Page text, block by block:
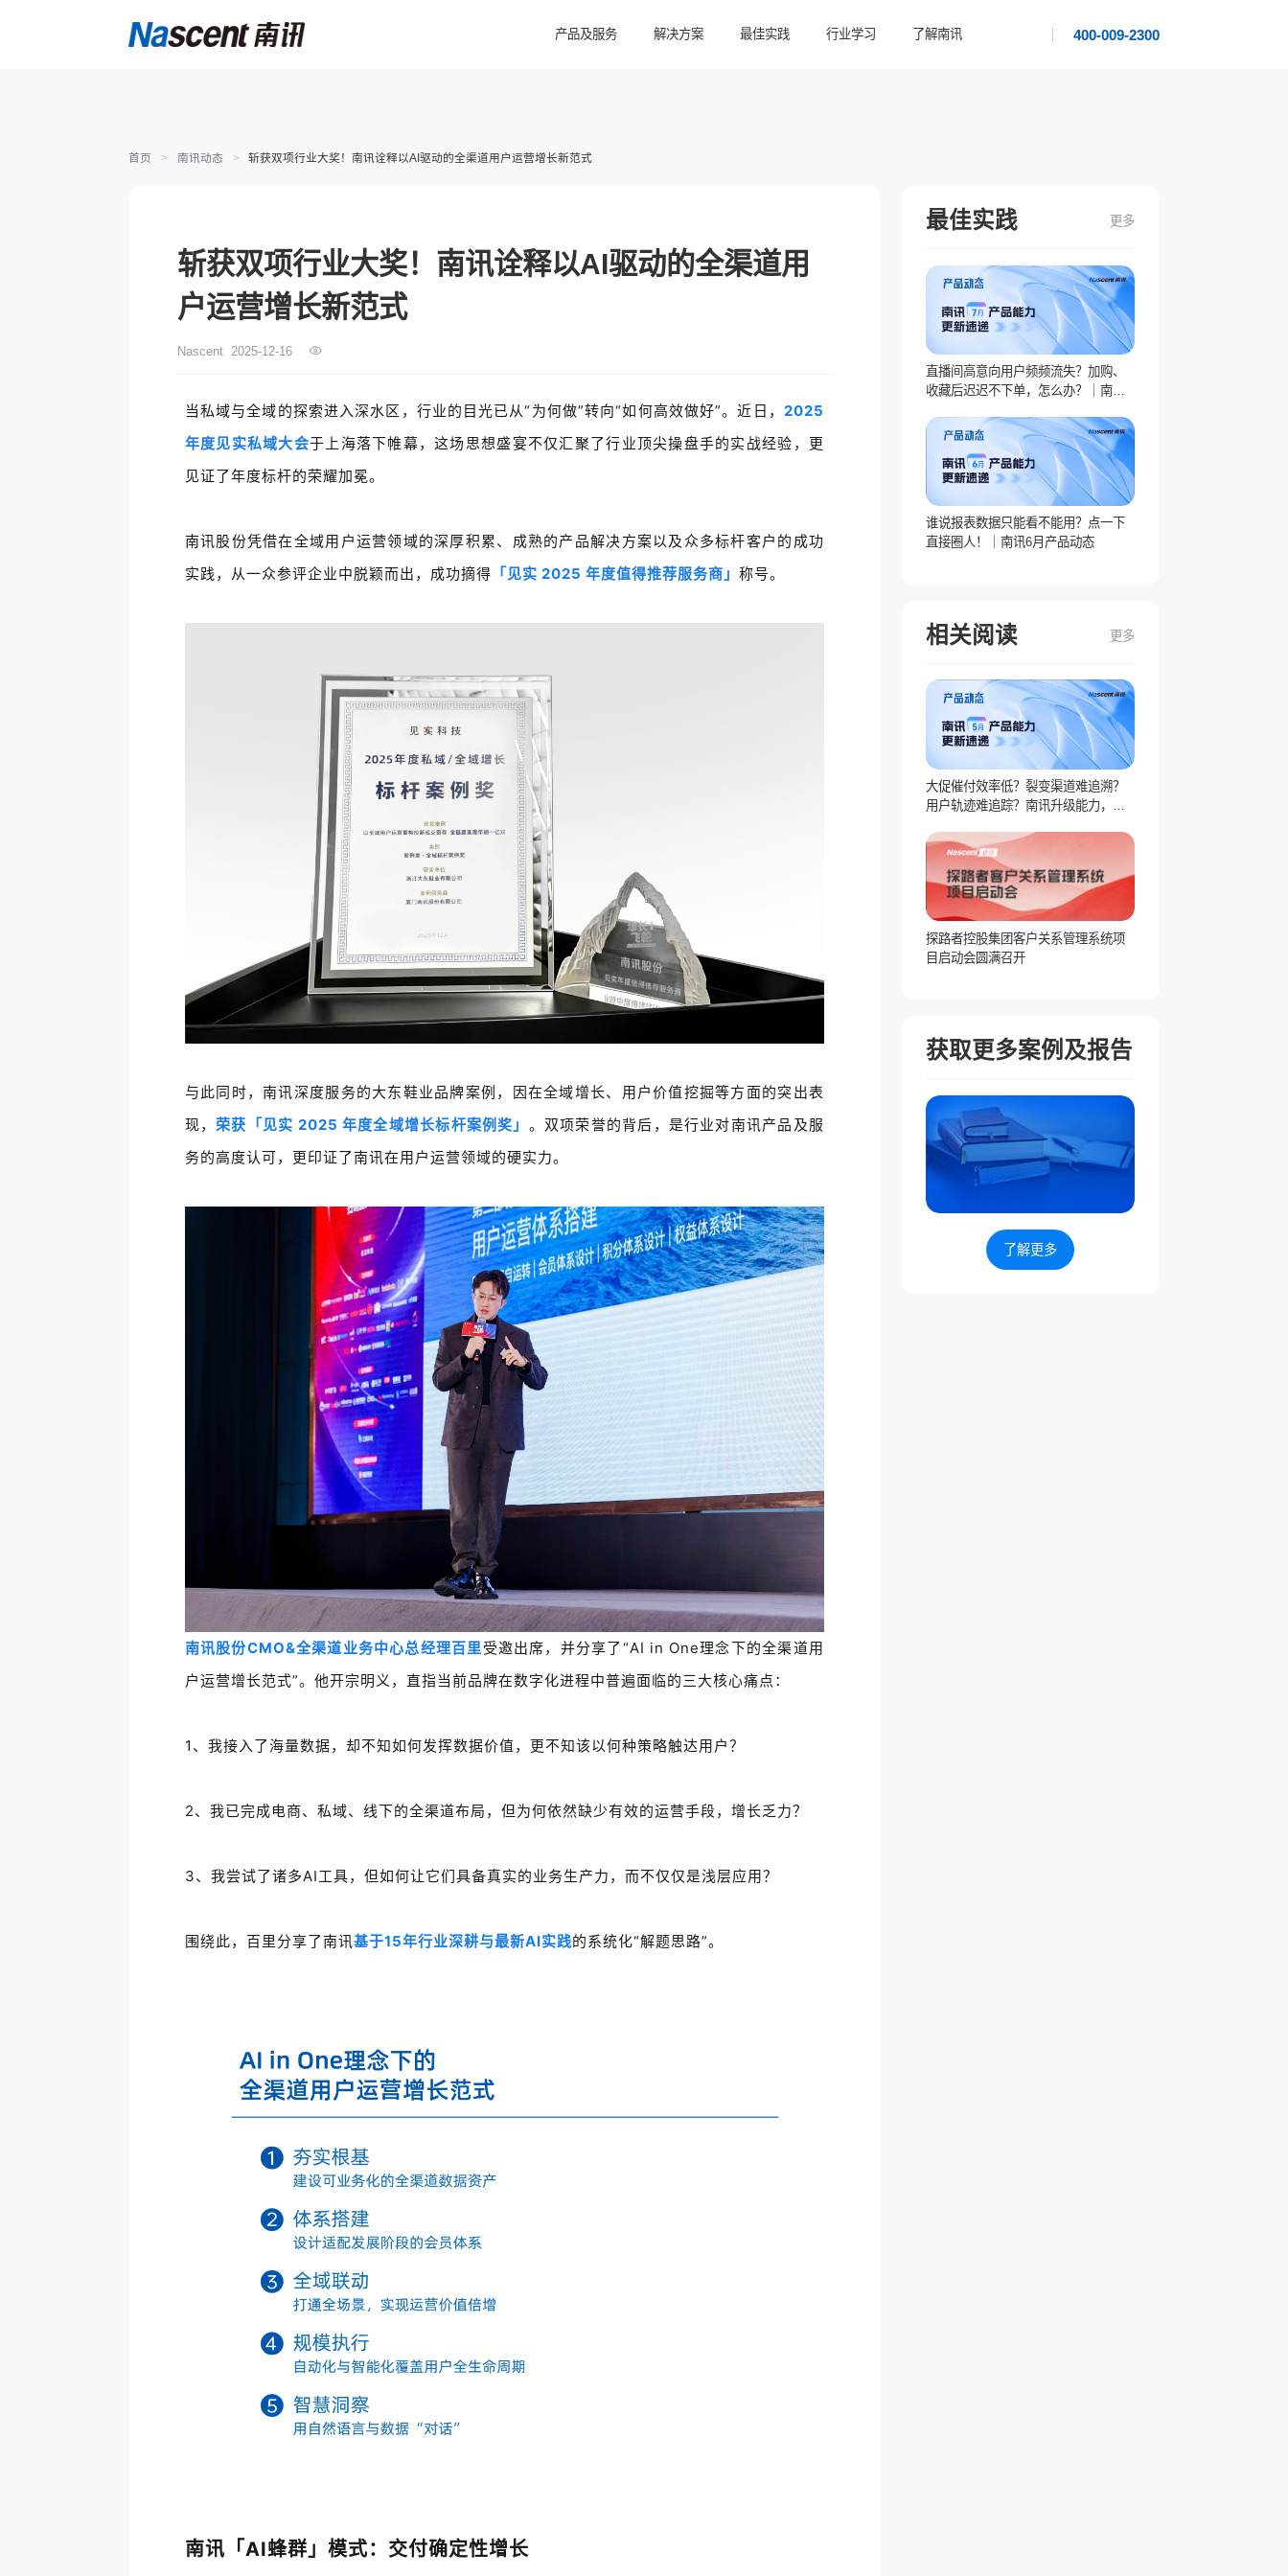
产品及服务 解决方案 最佳实践 行业学习 了解南讯 400-009-2300
首页 > 南讯动态 > 斩获双项行业大奖！南讯诠释以AI驱动的全渠道用户运营增长新范式
斩获双项行业大奖！南讯诠释以AI驱动的全渠道用
户运营增长新范式
Nascent 2025-12-16
当私域与全域的探索进入深水区， 行业的目光已从“为何做”转向“如何高效做好”。近日， 2025
年度见实私域大会于上海落下帷幕，这场思想盛宴不仅汇聚了行业顶尖操盘手的实战经验，更
见证了年度标杆的荣耀加冕。
南讯股份凭借在全域用户运营领域的深厚积累、成熟的产品解决方案以及众多标杆客户的成功
实践，从一众参评企业中脱颖而出，成功摘得 「见实 2025 年度值得推荐服务商」 称号。
与此同时，南讯深度服务的大东鞋业品牌案例，因在全域增长、用户价值挖掘等方面的突出表
现，荣获 「见实 2025 年度全域增长标杆案例奖」 。双项荣誉的背后，是行业对南讯产品及服
务的高度认可，更印证了南讯在用户运营领域的硬实力。
南讯股份CMO&全渠道业务中心总经理百里受邀出席，并分享了“AI in One理念下的全渠道用
户运营增长范式”。他开宗明义，直指当前品牌在数字化进程中普遍面临的三大核心痛点：
1、我接入了海量数据，却不知如何发挥数据价值 ，更不知该以何种策略触达用户？
2、我已完成电商、私域、线下的全渠道布局，但为何依然缺少有效的运营手段，增长乏力？
3、我尝试了诸多AI工具，但如何让它们具备真实的业务生产力，而不仅仅是浅层应用？
围绕此，百里分享了南讯基于15年行业深耕与最新AI实践的系统化“解题思路”。
南讯「AI蜂群」模式：交付确定性增长
最佳实践 更多
直播间高意向用户频频流失？加购、
收藏后迟迟不下单，怎么办？｜南讯7
谁说报表数据只能看不能用？点一下
直接圈人！｜南讯6月产品动态
相关阅读 更多
大促催付效率低？裂变渠道难追溯？
用户轨迹难追踪？南讯升级能力，专
探路者控股集团客户关系管理系统项
目启动会圆满召开
获取更多案例及报告
了解更多